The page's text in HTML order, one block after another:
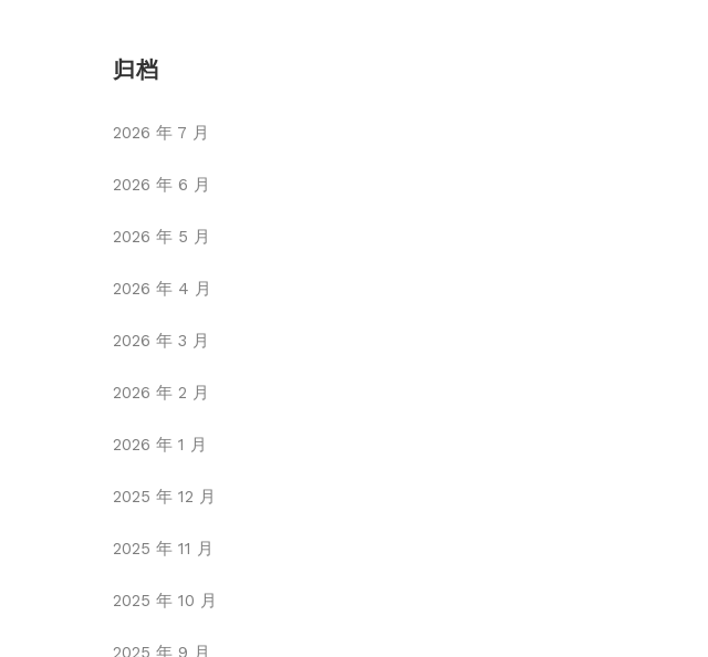
归档
2026 年 7 月
2026 年 6 月
2026 年 5 月
2026 年 4 月
2026 年 3 月
2026 年 2 月
2026 年 1 月
2025 年 12 月
2025 年 11 月
2025 年 10 月
2025 年 9 月